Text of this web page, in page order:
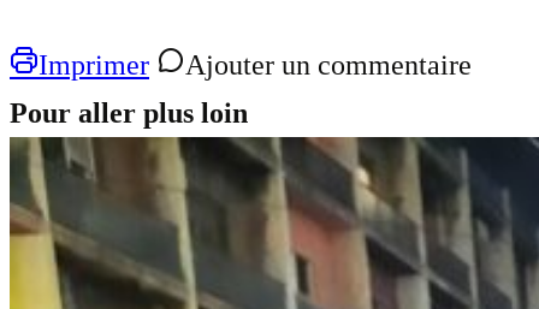
Imprimer
Ajouter un commentaire
Pour aller plus loin